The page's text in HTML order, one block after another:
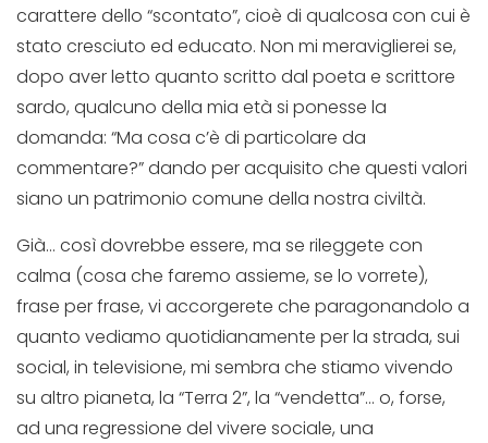
carattere dello “scontato”, cioè di qualcosa con cui è
stato cresciuto ed educato. Non mi meraviglierei se,
dopo aver letto quanto scritto dal poeta e scrittore
sardo, qualcuno della mia età si ponesse la
domanda: “Ma cosa c’è di particolare da
commentare?” dando per acquisito che questi valori
siano un patrimonio comune della nostra civiltà.
Già… così dovrebbe essere, ma se rileggete con
calma (cosa che faremo assieme, se lo vorrete),
frase per frase, vi accorgerete che paragonandolo a
quanto vediamo quotidianamente per la strada, sui
social, in televisione, mi sembra che stiamo vivendo
su altro pianeta, la “Terra 2”, la “vendetta”… o, forse,
ad una regressione del vivere sociale, una